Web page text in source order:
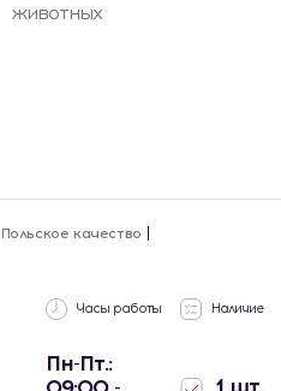
животных
Польское качество
Часы работы Наличие
Пн-Пт.: